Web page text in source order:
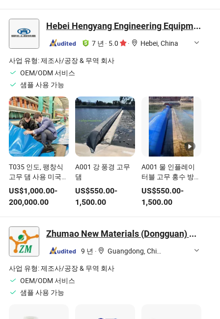
형 실리콘 고무 개스
킷
리콘 고무 제조업체
산업 및 일상용 실리
Hebei Hengyang Engineering Equipment Co., Ltd.
7 년 · 5.0 ·
Hebei, China
사업 유형:제조사/공장 & 무역 회사
OEM/ODM 서비스
샘플 사용 가능
T035 인도, 팽창식
고무 댐 사용 미국
유연 고무 위르 강물
US$1,000.00-
200,000.00
A001 강 풍경 고무
댐
US$550.00-
1,500.00
A001 물 인플레이
터블 고무 홍수 방어
막
US$550.00-
1,500.00
Zhumao New Materials (Dongguan) Co., Ltd.
9 년 ·
Guangdong, China
사업 유형:제조사/공장 & 무역 회사
OEM/ODM 서비스
샘플 사용 가능